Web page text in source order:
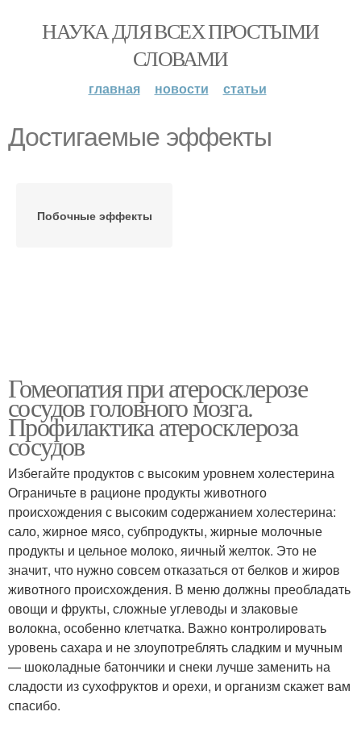
НАУКА ДЛЯ ВСЕХ ПРОСТЫМИ
СЛОВАМИ
главная новости статьи
Достигаемые эффекты
Побочные эффекты
Гомеопатия при атеросклерозе
сосудов головного мозга.
Профилактика атеросклероза
сосудов
Избегайте продуктов с высоким уровнем холестерина
Ограничьте в рационе продукты животного
происхождения с высоким содержанием холестерина:
сало, жирное мясо, субпродукты, жирные молочные
продукты и цельное молоко, яичный желток. Это не
значит, что нужно совсем отказаться от белков и жиров
животного происхождения. В меню должны преобладать
овощи и фрукты, сложные углеводы и злаковые
волокна, особенно клетчатка. Важно контролировать
уровень сахара и не злоупотреблять сладким и мучным
— шоколадные батончики и снеки лучше заменить на
сладости из сухофруктов и орехи, и организм скажет вам
спасибо.